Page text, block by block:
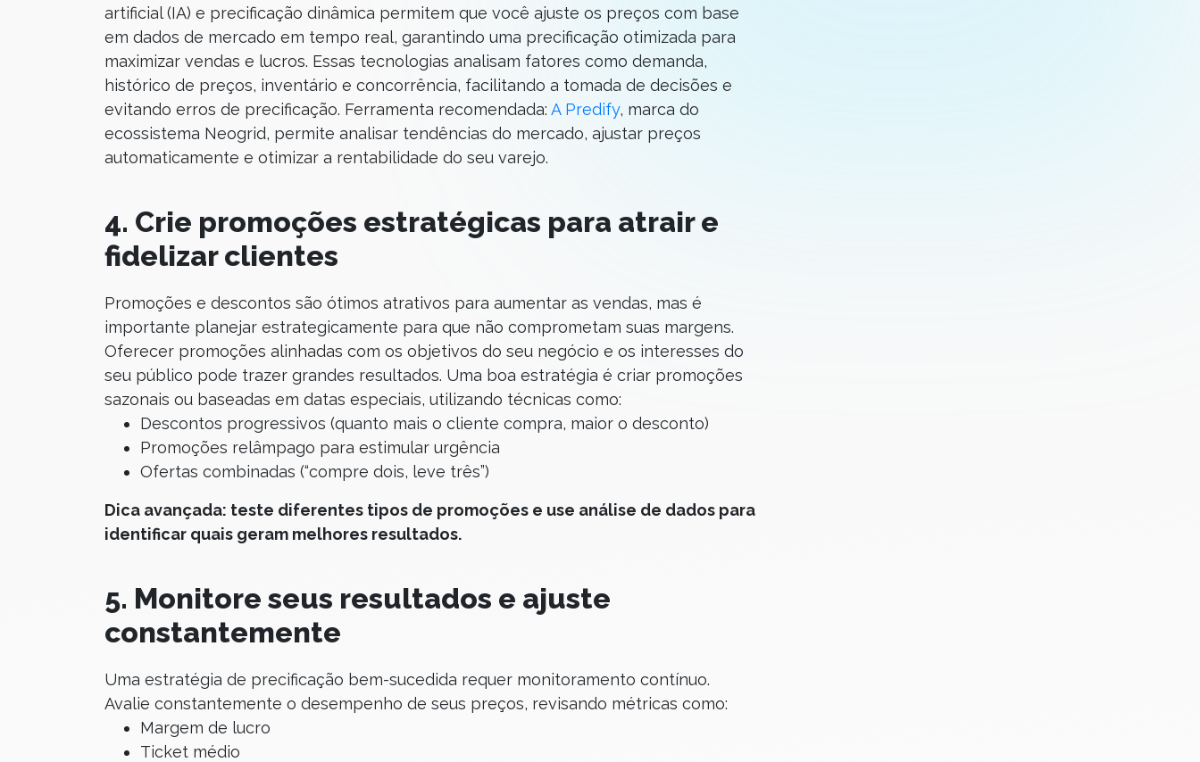
artificial (IA) e precificação dinâmica permitem que você ajuste os preços com base
em dados de mercado em tempo real, garantindo uma precificação otimizada para
maximizar vendas e lucros. Essas tecnologias analisam fatores como demanda,
histórico de preços, inventário e concorrência, facilitando a tomada de decisões e
evitando erros de precificação. Ferramenta recomendada: A Predify, marca do
ecossistema Neogrid, permite analisar tendências do mercado, ajustar preços
automaticamente e otimizar a rentabilidade do seu varejo.
4. Crie promoções estratégicas para atrair e
fidelizar clientes
Promoções e descontos são ótimos atrativos para aumentar as vendas, mas é
importante planejar estrategicamente para que não comprometam suas margens.
Oferecer promoções alinhadas com os objetivos do seu negócio e os interesses do
seu público pode trazer grandes resultados. Uma boa estratégia é criar promoções
sazonais ou baseadas em datas especiais, utilizando técnicas como:
Descontos progressivos (quanto mais o cliente compra, maior o desconto)
Promoções relâmpago para estimular urgência
Ofertas combinadas (“compre dois, leve três”)
Dica avançada: teste diferentes tipos de promoções e use análise de dados para
identificar quais geram melhores resultados.
5. Monitore seus resultados e ajuste
constantemente
Uma estratégia de precificação bem-sucedida requer monitoramento contínuo.
Avalie constantemente o desempenho de seus preços, revisando métricas como:
Margem de lucro
Ticket médio